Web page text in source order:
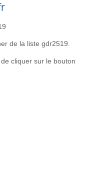
de la liste gdr2519.
cliquer sur le bouton